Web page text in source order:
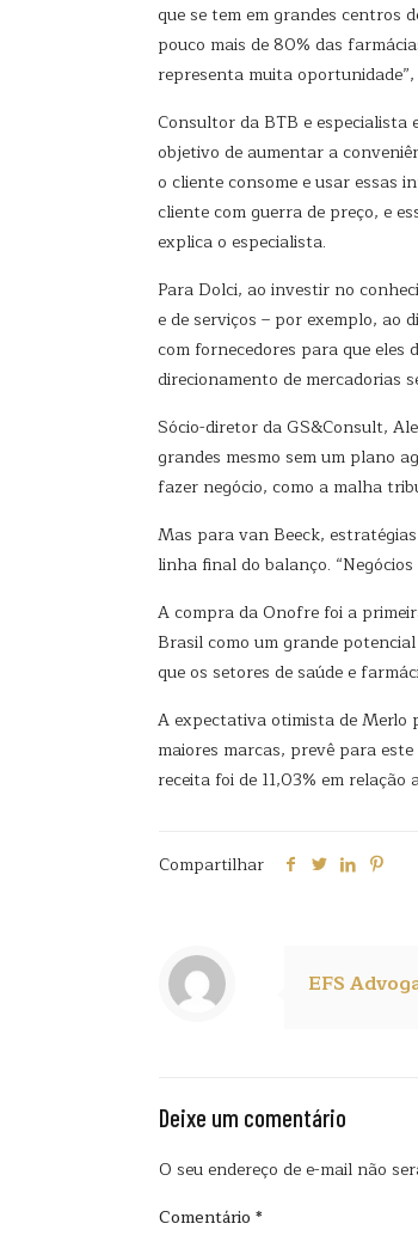
que se tem em grandes centros
pouco mais de 80% das
representa muita
Consultor da BTB e especialista
objetivo de aumentar a
o cliente consome e usar essas
cliente com guerra de preço, e
explica o especialista.
Para Dolci, ao investir no
e de serviços – por exemplo, ao
com fornecedores para que eles
direcionamento de mercadorias
Sócio-diretor da GS&Consult,
grandes mesmo sem um plano
fazer negócio, como a malha
Mas para van Beeck,
linha final do balanço.
A compra da Onofre foi a
Brasil como um grande
que os setores de saúde e
A expectativa otimista de Merlo
maiores marcas, prevê para
receita foi de 11,03% em relação
Compartilhar
EFS
Deixe um comentário
O seu endereço de e-mail não
Comentário *